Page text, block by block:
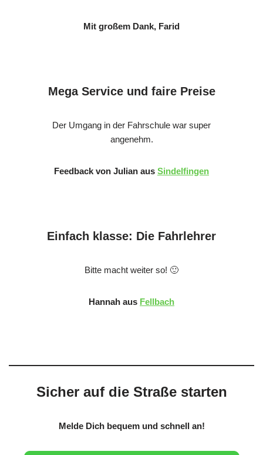
Mit großem Dank, Farid
Mega Service und faire Preise
Der Umgang in der Fahrschule war super
angenehm.
Feedback von Julian aus Sindelfingen
Einfach klasse: Die Fahrlehrer
Bitte macht weiter so! 🙂
Hannah aus Fellbach
Sicher auf die Straße starten
Melde Dich bequem und schnell an!